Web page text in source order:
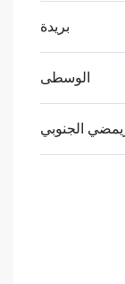
بريدة
الوسطى
الجنوبي